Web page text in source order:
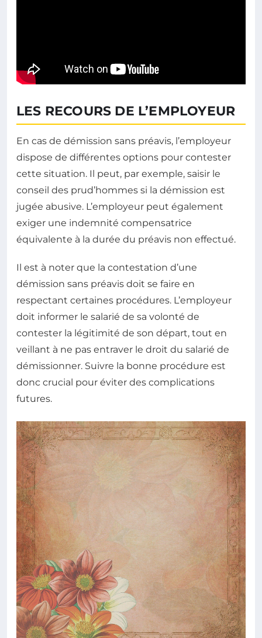
LES RECOURS DE L’EMPLOYEUR
En cas de démission sans préavis, l’employeur
dispose de différentes options pour contester
cette situation. Il peut, par exemple, saisir le
conseil des prud’hommes si la démission est
jugée abusive. L’employeur peut également
exiger une indemnité compensatrice
équivalente à la durée du préavis non effectué.
Il est à noter que la contestation d’une
démission sans préavis doit se faire en
respectant certaines procédures. L’employeur
doit informer le salarié de sa volonté de
contester la légitimité de son départ, tout en
veillant à ne pas entraver le droit du salarié de
démissionner. Suivre la bonne procédure est
donc crucial pour éviter des complications
futures.